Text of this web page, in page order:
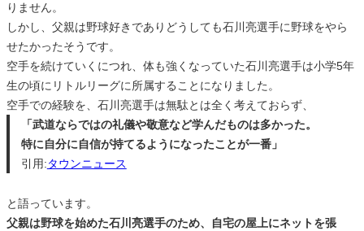
りません。
しかし、父親は野球好きでありどうしても石川亮選手に野球をやら
せたかったそうです。
空手を続けていくにつれ、体も強くなっていた石川亮選手は小学5年
生の頃にリトルリーグに所属することになりました。
空手での経験を、石川亮選手は無駄とは全く考えておらず、
「武道ならではの礼儀や敬意など学んだものは多かった。
特に自分に自信が持てるようになったことが一番」
引用:タウンニュース
と語っています。
父親は野球を始めた石川亮選手のため、自宅の屋上にネットを張